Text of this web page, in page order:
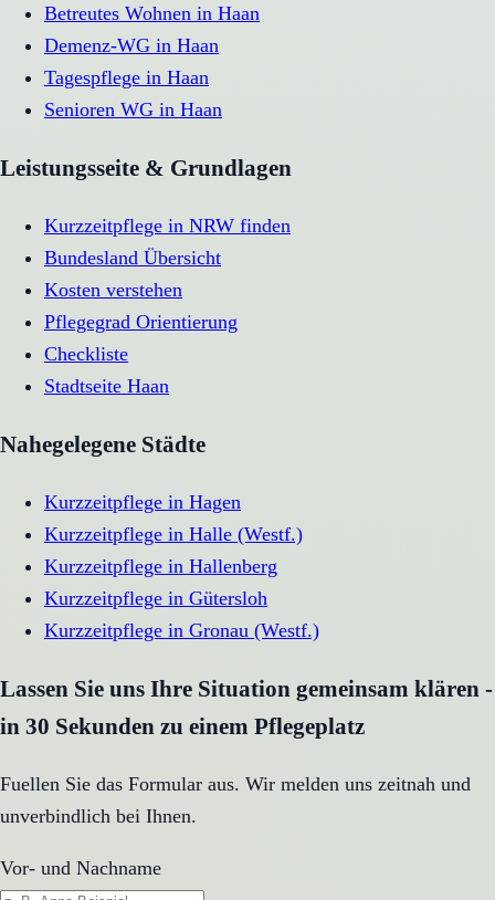
Betreutes Wohnen in Haan
Demenz-WG in Haan
Tagespflege in Haan
Senioren WG in Haan
Leistungsseite & Grundlagen
Kurzzeitpflege in NRW finden
Bundesland Übersicht
Kosten verstehen
Pflegegrad Orientierung
Checkliste
Stadtseite Haan
Nahegelegene Städte
Kurzzeitpflege in Hagen
Kurzzeitpflege in Halle (Westf.)
Kurzzeitpflege in Hallenberg
Kurzzeitpflege in Gütersloh
Kurzzeitpflege in Gronau (Westf.)
Lassen Sie uns Ihre Situation gemeinsam klären -
in 30 Sekunden zu einem Pflegeplatz
Fuellen Sie das Formular aus. Wir melden uns zeitnah und
unverbindlich bei Ihnen.
Vor- und Nachname